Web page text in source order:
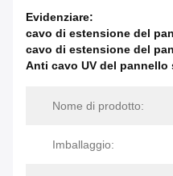
Evidenziare:
cavo di estensione del
cavo di estensione del
Anti cavo UV del pannello
Nome di prodotto:
Imballaggio: